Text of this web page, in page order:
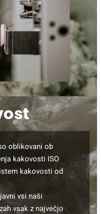
oblikovani ob
kakovosti ISO
kakovosti od
vsi naši
vsak z največjo